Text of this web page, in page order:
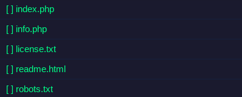
[ ] index.php
[ ] info.php
[ ] license.txt
[ ] readme.html
[ ] robots.txt